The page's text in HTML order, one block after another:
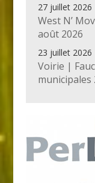
27 juillet 2026
West N’
août 2026
23 juillet 2026
Voirie |
municipales